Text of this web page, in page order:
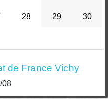
28 29 30
de France Vichy
08